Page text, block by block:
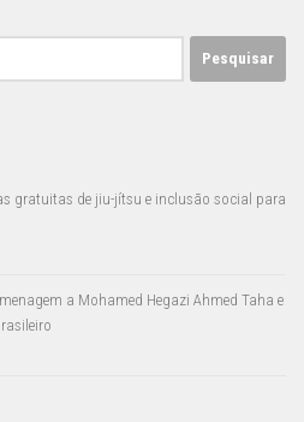
gratuitas de jiu-jítsu e inclusão social para
a Mohamed Hegazi Ahmed Taha e